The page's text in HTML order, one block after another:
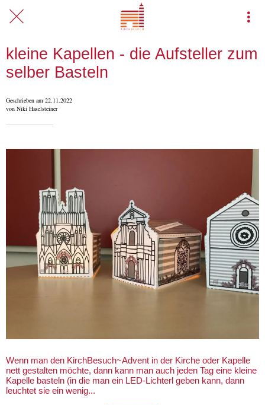
kleine Kapellen - die Aufsteller zum
selber Basteln
Geschrieben am 22.11.2022
von Niki Haselsteiner
Wenn man den KirchBesuch~Advent in der Kirche oder Kapelle
nett gestalten möchte, dann kann man auch jeden Tag eine kleine
Kapelle basteln (in die man ein LED-Lichterl geben kann, dann
leuchtet sie ein wenig...